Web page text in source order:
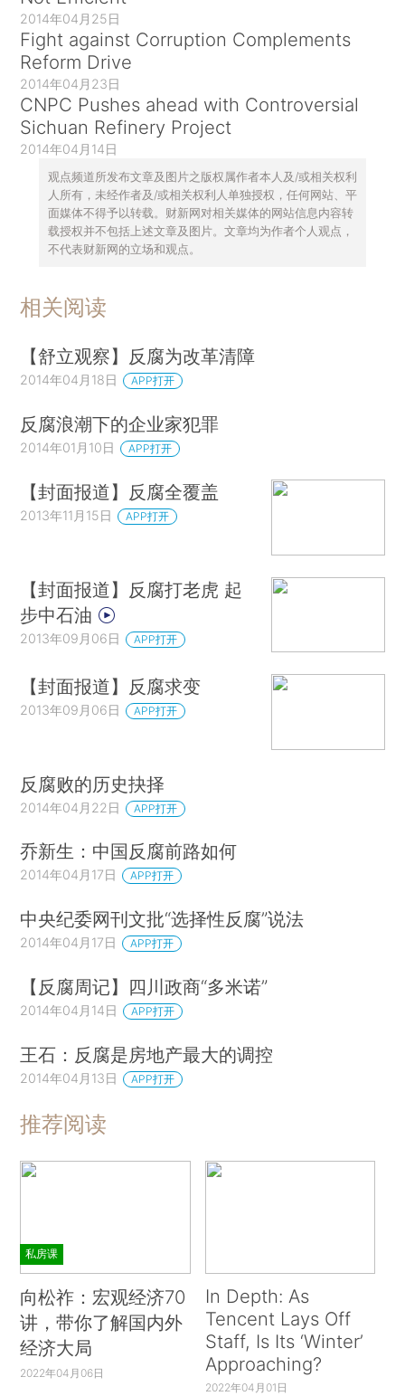
2014年04月25日
Fight against Corruption Complements
Reform Drive
2014年04月23日
CNPC Pushes ahead with Controversial
Sichuan Refinery Project
2014年04月14日
观点频道所发布文章及图片之版权属作者本人及/或相关权利
人所有，未经作者及/或相关权利人单独授权，任何网站、平
面媒体不得予以转载。财新网对相关媒体的网站信息内容转
载授权并不包括上述文章及图片。文章均为作者个人观点，
不代表财新网的立场和观点。
相关阅读
【舒立观察】反腐为改革清障
2014年04月18日 APP打开
反腐浪潮下的企业家犯罪
2014年01月10日 APP打开
【封面报道】反腐全覆盖
2013年11月15日 APP打开
【封面报道】反腐打老虎 起
步中石油
2013年09月06日 APP打开
【封面报道】反腐求变
2013年09月06日 APP打开
反腐败的历史抉择
2014年04月22日 APP打开
乔新生：中国反腐前路如何
2014年04月17日 APP打开
中央纪委网刊文批“选择性反腐”说法
2014年04月17日 APP打开
【反腐周记】四川政商“多米诺”
2014年04月14日 APP打开
王石：反腐是房地产最大的调控
2014年04月13日 APP打开
推荐阅读
私房课
向松祚：宏观经济70
讲，带你了解国内外
经济大局
2022年04月06日
In Depth: As
Tencent Lays Off
Staff, Is Its ‘Winter’
Approaching?
2022年04月01日